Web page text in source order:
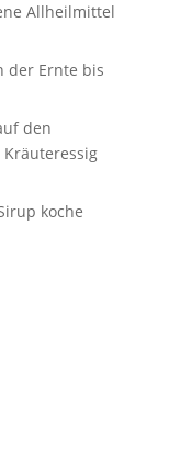
Allheilmittel
der Ernte bis
den
koche